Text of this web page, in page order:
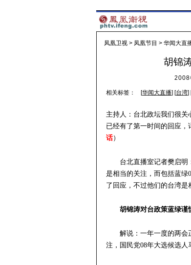
凤凰卫视 > 凤凰节目 > 华闻大直
胡锦
2008
相关标签： [华闻大直播] [台湾]
主持人：台北政坛我们很
已经有了第一时间的回应，
话）
台北直播室记者樊启
是相当的关注，而包括蓝绿
了回应，不过他们的台湾是
胡锦涛对台政策蓝绿谨
解说：一年一度的两会
注，国民党08年大选候选人